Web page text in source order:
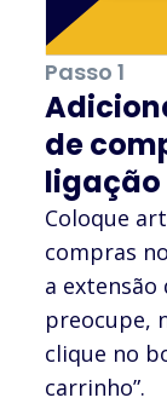
Passo 1
de
Coloque
compras
a extensão
preocupe,
clique no
carrinho”.